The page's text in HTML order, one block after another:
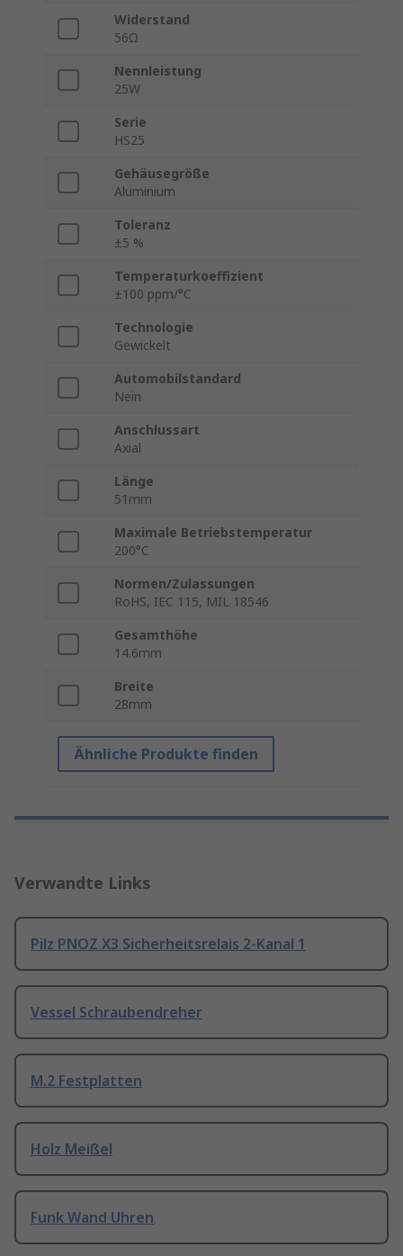
Widerstand
56Ω
Nennleistung
25W
Serie
HS25
Gehäusegröße
Aluminium
Toleranz
±5 %
Temperaturkoeffizient
±100 ppm/°C
Technologie
Gewickelt
Automobilstandard
Nein
Anschlussart
Axial
Länge
51mm
Maximale Betriebstemperatur
200°C
Normen/Zulassungen
RoHS, IEC 115, MIL 18546
Gesamthöhe
14.6mm
Breite
28mm
Ähnliche Produkte finden
Verwandte Links
Pilz PNOZ X3 Sicherheitsrelais 2-Kanal 1
Vessel Schraubendreher
M.2 Festplatten
Holz Meißel
Funk Wand Uhren